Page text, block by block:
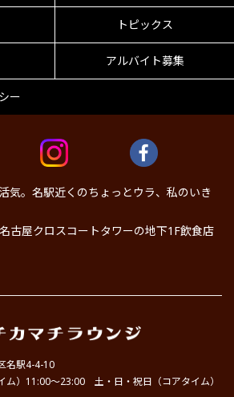
トピックス
アルバイト募集
ー
気。名駅近くのちょっとウラ、私のいき
古屋クロスコートタワーの地下1F飲食店
名駅4-4-10
ム）11:00～23:00 土・日・祝日（コアタイム）